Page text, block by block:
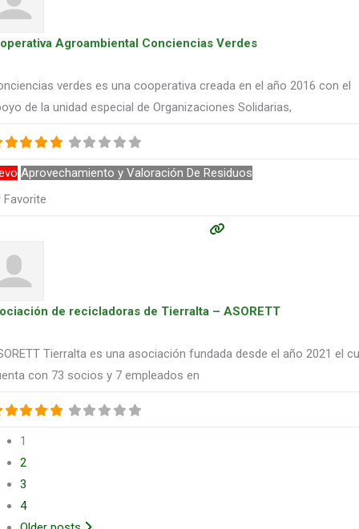
Agroambiental Conciencias Verdes
verdes es una cooperativa creada en el año 2016 con el
de la unidad especial de Organizaciones Solidarias,
Aprovechamiento y Valoración De Residuos
Favorite
de recicladoras de Tierralta – ASORETT
Tierralta es una asociación fundada desde el año 2021 el
con 73 socios y 7 empleados en
1
2
3
4